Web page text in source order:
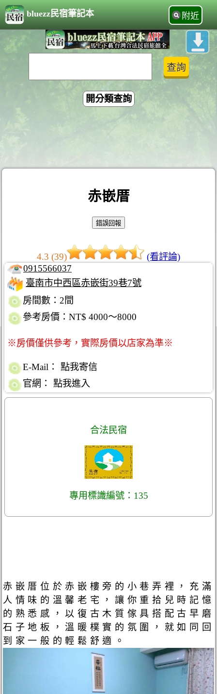
bluezz民宿筆記本 附近
開分類查詢
赤嵌厝
4.3 (39)
(看評論)
0915566037
臺南市中西區赤嵌街39巷7號
房間數：2間
參考房價：NT$ 4000～8000
※房價僅供參考，實際房價以店家為準※
E-Mail：
點我寄信
官網：
點我進入
合法民宿
專用標識編號：135
赤嵌厝位於赤嵌樓旁的小巷弄裡，充滿
人情味的溫馨老宅，讓你重拾兒時記憶
的熟悉感，以復古木質傢具搭配古早磨
石子地板，溫暖樸實的氛圍，就如同回
到家一般的輕鬆舒適。